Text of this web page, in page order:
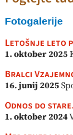
Fotogalerije
Letošnje leto
1. oktober 2025
Bralci
16. junij 2025
Odnos do
1. oktober 2024